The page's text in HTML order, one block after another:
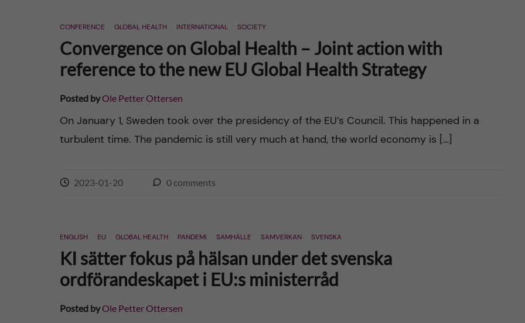
CONFERENCE GLOBAL HEALTH INTERNATIONAL SOCIETY
Convergence on Global Health – Joint action with
reference to the new EU Global Health Strategy
Posted byOle Petter Ottersen
On January 1, Sweden took over the presidency of the EU’s Council. This happened in a
turbulent time. The pandemic is still very much at hand, the world economy is […]
2023-01-20 0 comments
ENGLISH EU GLOBAL HEALTH PANDEMI SAMHÄLLE SAMVERKAN SVENSKA
KI sätter fokus på hälsan under det svenska
ordförandeskapet i EU:s ministerråd
Posted byOle Petter Ottersen